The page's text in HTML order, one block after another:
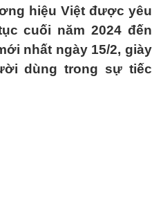
hiệu Việt được yêu
cuối năm 2024 đến
nhất ngày 15/2, giày
dùng trong sự tiếc